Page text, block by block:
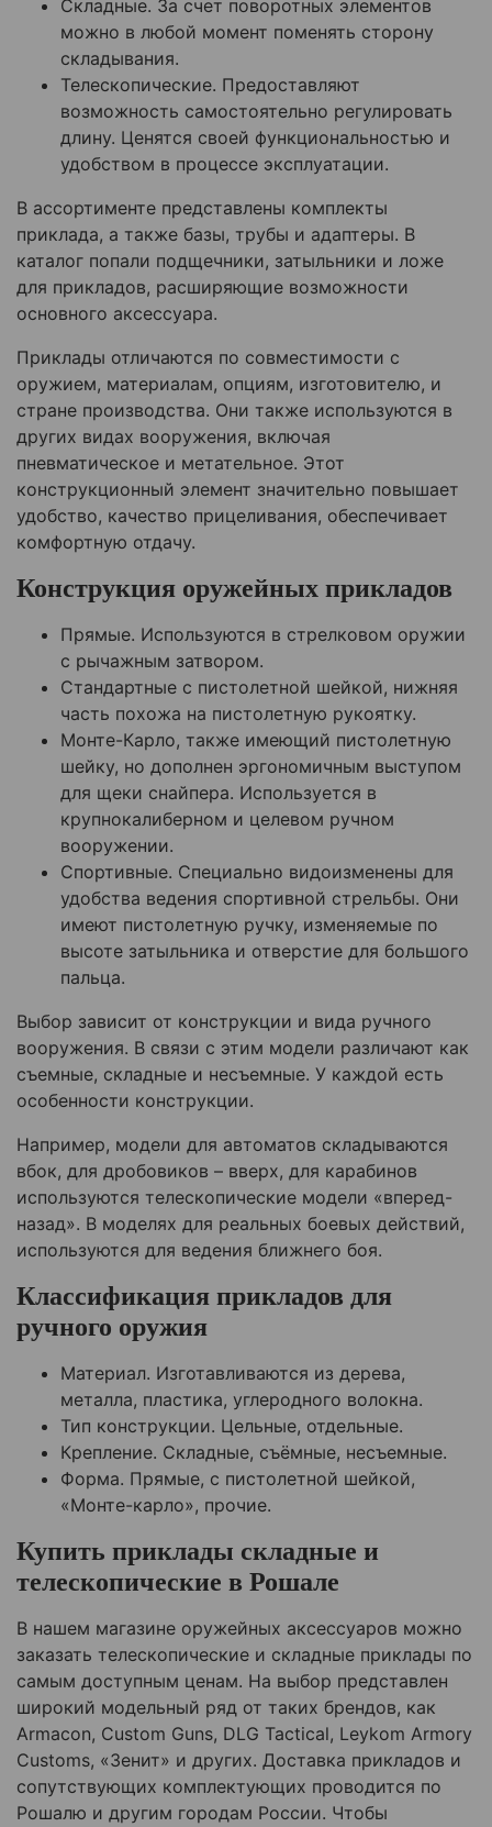
Складные. За счет поворотных элементов
можно в любой момент поменять сторону
складывания.
Телескопические. Предоставляют
возможность самостоятельно регулировать
длину. Ценятся своей функциональностью и
удобством в процессе эксплуатации.
В ассортименте представлены комплекты
приклада, а также базы, трубы и адаптеры. В
каталог попали подщечники, затыльники и ложе
для прикладов, расширяющие возможности
основного аксессуара.
Приклады отличаются по совместимости с
оружием, материалам, опциям, изготовителю, и
стране производства. Они также используются в
других видах вооружения, включая
пневматическое и метательное. Этот
конструкционный элемент значительно повышает
удобство, качество прицеливания, обеспечивает
комфортную отдачу.
Конструкция оружейных прикладов
Прямые. Используются в стрелковом оружии
с рычажным затвором.
Стандартные с пистолетной шейкой, нижняя
часть похожа на пистолетную рукоятку.
Монте-Карло, также имеющий пистолетную
шейку, но дополнен эргономичным выступом
для щеки снайпера. Используется в
крупнокалиберном и целевом ручном
вооружении.
Спортивные. Специально видоизменены для
удобства ведения спортивной стрельбы. Они
имеют пистолетную ручку, изменяемые по
высоте затыльника и отверстие для большого
пальца.
Выбор зависит от конструкции и вида ручного
вооружения. В связи с этим модели различают как
съемные, складные и несъемные. У каждой есть
особенности конструкции.
Например, модели для автоматов складываются
вбок, для дробовиков – вверх, для карабинов
используются телескопические модели «вперед-
назад». В моделях для реальных боевых действий,
используются для ведения ближнего боя.
Классификация прикладов для
ручного оружия
Материал. Изготавливаются из дерева,
металла, пластика, углеродного волокна.
Тип конструкции. Цельные, отдельные.
Крепление. Складные, съёмные, несъемные.
Форма. Прямые, с пистолетной шейкой,
«Монте-карло», прочие.
Купить приклады складные и
телескопические в Рошале
В нашем магазине оружейных аксессуаров можно
заказать телескопические и складные приклады по
самым доступным ценам. На выбор представлен
широкий модельный ряд от таких брендов, как
Armacon, Custom Guns, DLG Tactical, Leykom Armory
Customs, «Зенит» и других. Доставка прикладов и
сопутствующих комплектующих проводится по
Рошалю и другим городам России. Чтобы